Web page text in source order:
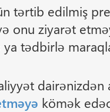
tərtib edilmiş
onu ziyarət
tədbirlə
dairənizdən
kömək